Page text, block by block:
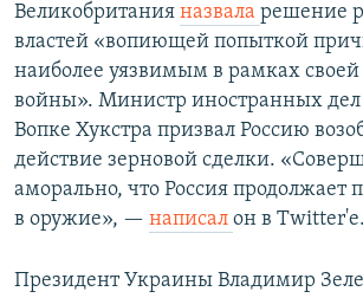
Великобритания назвала решение
властей «вопиющей попыткой
наиболее уязвимым в рамках
войны». Министр иностранных
Вопке Хукстра призвал Россию
действие зерновой сделки.
аморально, что Россия продолжает
в оружие», — написал он в Twitter'е.
Президент Украины Владимир